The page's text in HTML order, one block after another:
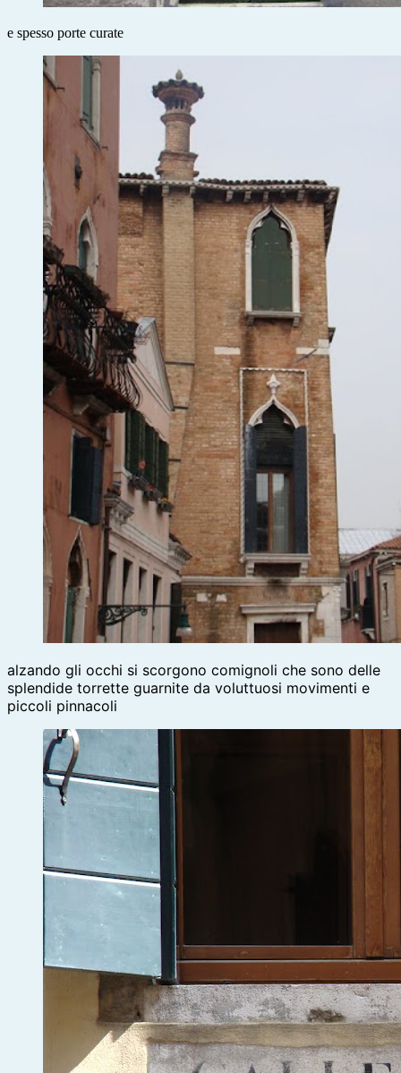
e spesso porte curate
alzando gli occhi si scorgono comignoli che sono delle
splendide torrette guarnite da voluttuosi movimenti e
piccoli pinnacoli